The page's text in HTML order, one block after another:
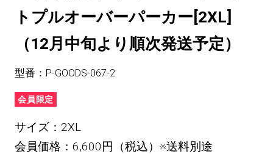
トプルオーバーパーカー[2XL]
（12月中旬より順次発送予定）
型番：P-GOODS-067-2
会員限定
サイズ：2XL
会員価格：6,600円（税込）※送料別途